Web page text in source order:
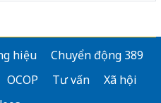
hiệu
Chuyển động 389
OCOP Tư vấn
Xã hội